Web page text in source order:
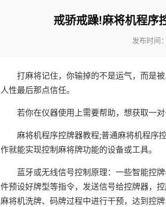
戒骄戒躁!麻将机程序
发布时间
打麻将记住，你输掉的不是运气，而是
人性最后那点信任。
若你在仪器使用上需要帮助，想获取一
麻将机程序控牌器教程;普通麻将机程序
作就能实现控制麻将牌功能的设备或工具。
蓝牙或无线信号控制原理：一些智能控
件预设好牌型等指令，发送信号给控牌器，
麻将机洗牌、码牌过程中进行干预，达到控牌